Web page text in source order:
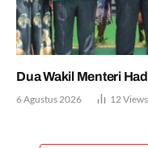
Dua Wakil Menteri
6 Agustus 2026 12 Views